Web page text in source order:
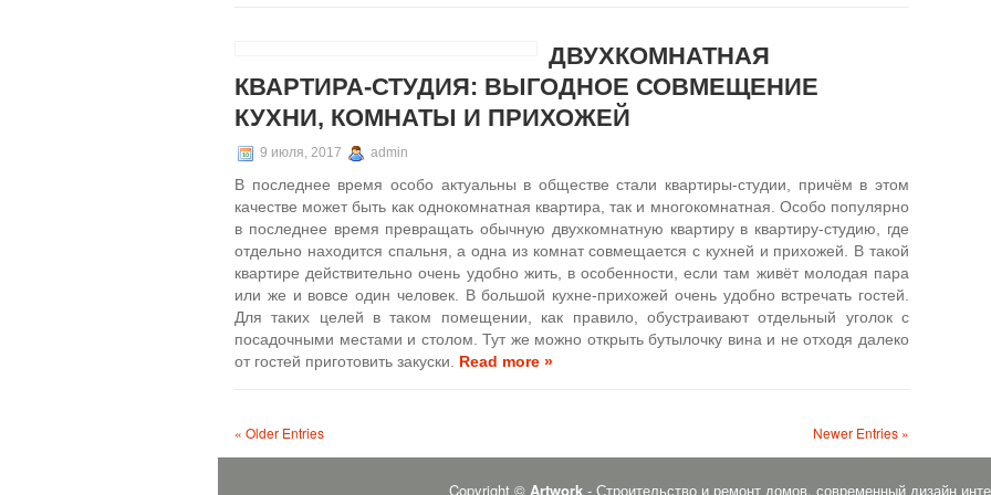
ДВУХКОМНАТНАЯ
КВАРТИРА-СТУДИЯ: ВЫГОДНОЕ СОВМЕЩЕНИЕ
КУХНИ, КОМНАТЫ И ПРИХОЖЕЙ
9 июля, 2017 admin
В последнее время особо актуальны в обществе стали квартиры-студии, причём в этом
качестве может быть как однокомнатная квартира, так и многокомнатная. Особо популярно
в последнее время превращать обычную двухкомнатную квартиру в квартиру-студию, где
отдельно находится спальня, а одна из комнат совмещается с кухней и прихожей. В такой
квартире действительно очень удобно жить, в особенности, если там живёт молодая пара
или же и вовсе один человек. В большой кухне-прихожей очень удобно встречать гостей.
Для таких целей в таком помещении, как правило, обустраивают отдельный уголок с
посадочными местами и столом. Тут же можно открыть бутылочку вина и не отходя далеко
от гостей приготовить закуски. Read more »
« Older Entries Newer Entries »
Copyright © Artwork - Строительство и ремонт домов, современный дизайн